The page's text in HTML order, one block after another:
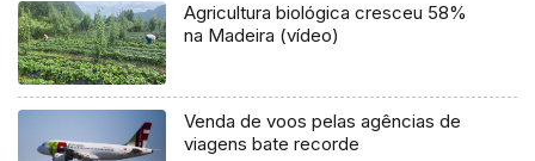
Agricultura biológica cresceu 58%
na Madeira (vídeo)
Venda de voos pelas agências de
viagens bate recorde